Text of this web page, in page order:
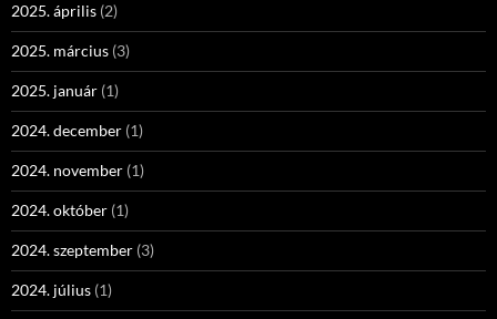
2025. április (2)
2025. március (3)
2025. január (1)
2024. december (1)
2024. november (1)
2024. október (1)
2024. szeptember (3)
2024. július (1)